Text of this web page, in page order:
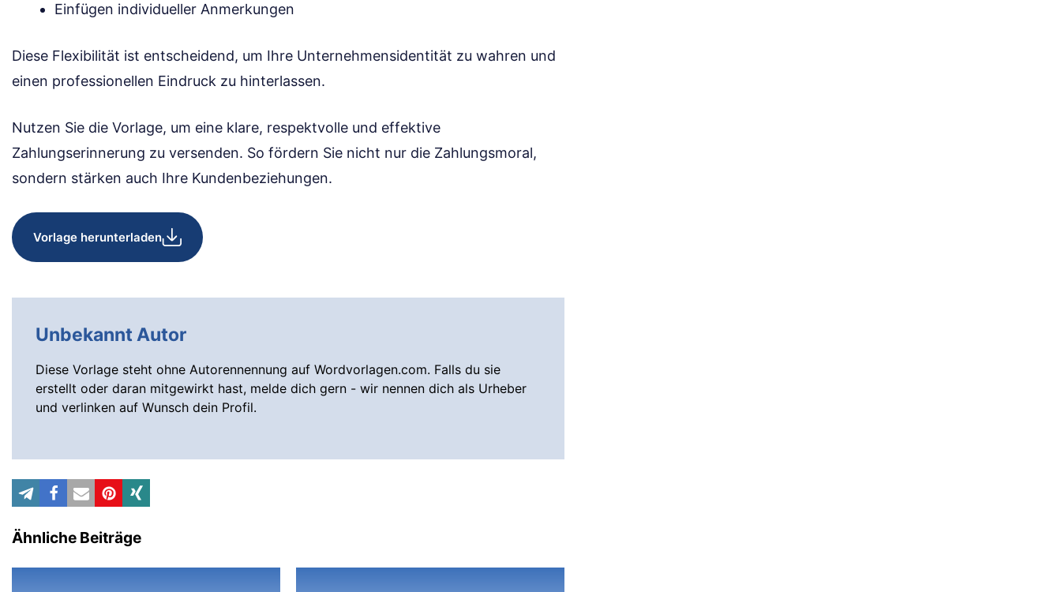
Einfügen individueller Anmerkungen
Diese Flexibilität ist entscheidend, um Ihre Unternehmensidentität zu wahren und
einen professionellen Eindruck zu hinterlassen.
Nutzen Sie die Vorlage, um eine klare, respektvolle und effektive
Zahlungserinnerung zu versenden. So fördern Sie nicht nur die Zahlungsmoral,
sondern stärken auch Ihre Kundenbeziehungen.
Vorlage herunterladen
Unbekannt Autor
Diese Vorlage steht ohne Autorennennung auf Wordvorlagen.com. Falls du sie
erstellt oder daran mitgewirkt hast, melde dich gern - wir nennen dich als Urheber
und verlinken auf Wunsch dein Profil.
Ähnliche Beiträge